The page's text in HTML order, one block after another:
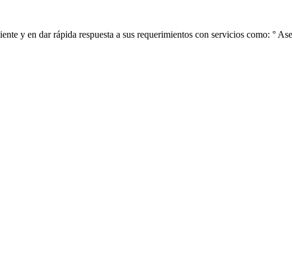
y en dar rápida respuesta a sus requerimientos con servicios como: °